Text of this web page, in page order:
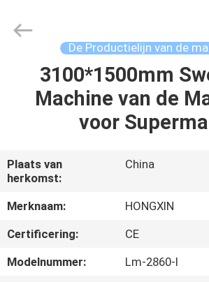
HUIS
PRODUCTEN
VR-
SHOW
OVER
ONS
De Productielijn van de
3100*1500mm
Machine van de
voor
Plaats van
herkomst:
China
Merknaam:
HONGXIN
Certificering:
CE
Modelnummer:
Lm-2860-I